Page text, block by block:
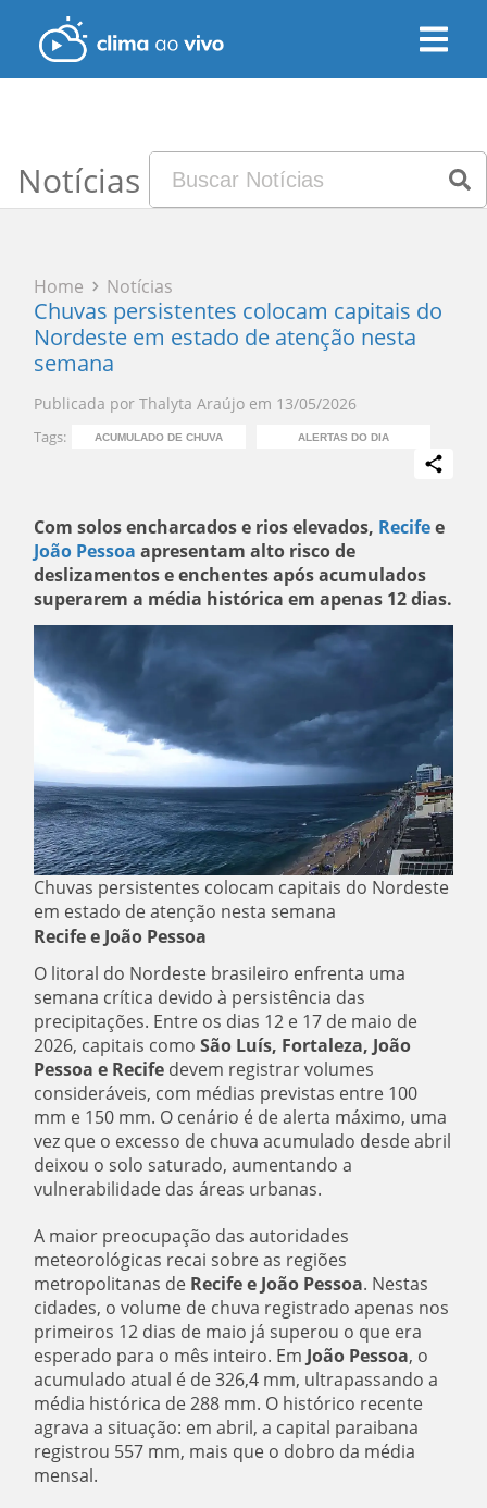
Notícias
Home Notícias
Chuvas persistentes colocam capitais do
Nordeste em estado de atenção nesta
semana
Publicada por Thalyta Araújo em 13/05/2026
Tags: ACUMULADO DE CHUVA ALERTAS DO DIA
Com solos encharcados e rios elevados, Recifee
João Pessoa apresentam alto risco de
deslizamentos e enchentes após acumulados
superarem a média histórica em apenas 12 dias.
Chuvas persistentes colocam capitais do Nordeste
em estado de atenção nesta semana
Recife e João Pessoa
O litoral do Nordeste brasileiro enfrenta uma
semana crítica devido à persistência das
precipitações. Entre os dias 12 e 17 de maio de
2026, capitais comoSão Luís, Fortaleza, João
Pessoa e Recife devem registrar volumes
consideráveis, com médias previstas entre 100
mm e 150 mm. O cenário é de alerta máximo, uma
vez que o excesso de chuva acumulado desde abril
deixou o solo saturado, aumentando a
vulnerabilidade das áreas urbanas.
A maior preocupação das autoridades
meteorológicas recai sobre as regiões
metropolitanas de Recife e João Pessoa. Nestas
cidades, o volume de chuva registrado apenas nos
primeiros 12 dias de maio já superou o que era
esperado para o mês inteiro. Em João Pessoa, o
acumulado atual é de 326,4 mm, ultrapassando a
média histórica de 288 mm. O histórico recente
agrava a situação: em abril, a capital paraibana
registrou 557 mm, mais que o dobro da média
mensal.